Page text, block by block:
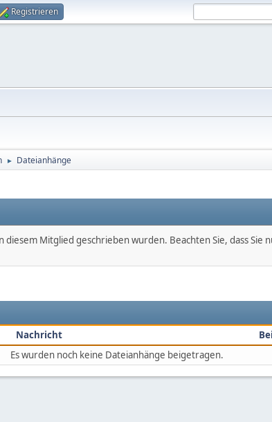
Registrieren
► Dateianhänge
Mitglied geschrieben wurden. Beachten Sie, dass Sie
Nachricht
Es wurden noch keine Dateianhänge beigetragen.